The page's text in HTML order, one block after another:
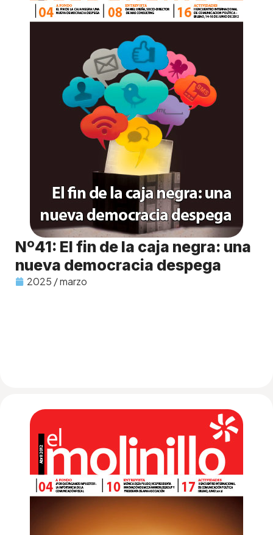
Nº41: El fin de la caja negra: una
nueva democracia despega
2025 / marzo